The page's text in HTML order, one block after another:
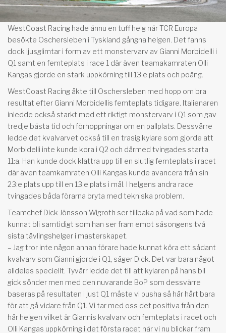
WestCoast Racing hade ännu en tuff helg när TCR Europa
besökte Oschersleben i Tyskland gångna helgen. Det fanns
dock ljusglimtar i form av ett monstervarv av Gianni Morbidelli i
Q1 samt en femteplats i race 1 där även teamakamraten Olli
Kangas gjorde en stark uppkörning till 13:e plats och poäng.
WestCoast Racing åkte till Oschersleben med hopp om bra
resultat efter Gianni Morbidellis femteplats tidigare. Italienaren
inledde också starkt med ett riktigt monstervarv i Q1 som gav
tredje bästa tid och förhoppningar om en pallplats. Dessvärre
ledde det kvalvarvet också till en trasig kylare som gjorde att
Morbidelli inte kunde köra i Q2 och därmed tvingades starta
11:a. Han kunde dock klättra upp till en slutlig femteplats i racet
där även teamkamraten Olli Kangas kunde avancera från sin
23:e plats upp till en 13:e plats i mål. I helgens andra race
tvingades båda förarna bryta med tekniska problem.
Teamchef Dick Jönsson Wigroth ser tillbaka på vad som hade
kunnat bli samtidigt som han ser fram emot säsongens två
sista tävlingshelger i mästerskapet.
– Jag tror inte någon annan förare hade kunnat köra ett sådant
kvalvarv som Gianni gjorde i Q1, säger Dick. Det var bara något
alldeles speciellt. Tyvärr ledde det till att kylaren på hans bil
gick sönder men med den nuvarande BoP som dessvärre
baseras på resultaten i just Q1 måste vi pusha så här hårt bara
för att gå vidare från Q1. Vi tar med oss det positiva från den
här helgen vilket är Giannis kvalvarv och femteplats i racet och
Olli Kangas uppkörning i det första racet när vi nu blickar fram